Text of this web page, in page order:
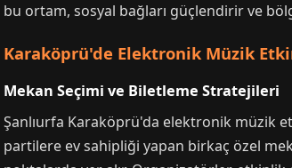
bu ortam, sosyal bağları güçlendirir ve
Karaköprü'de Elektronik Müzik
Mekan Seçimi ve Biletleme Stratejileri
Şanlıurfa Karaköprü'da elektronik müzik
partilere ev sahipliği yapan birkaç özel